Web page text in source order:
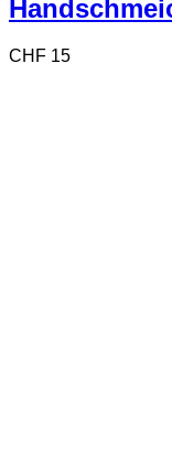
CHF 15